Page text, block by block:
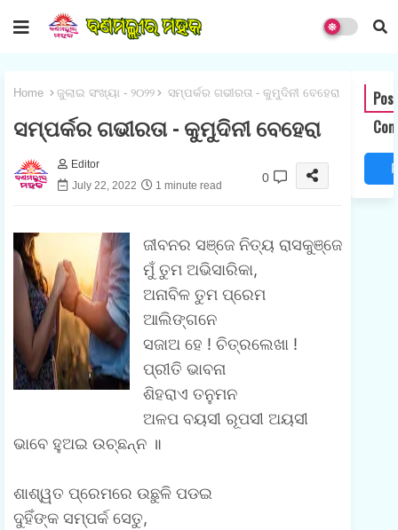
Home ଜୁଲାଇ ସଂଖ୍ୟା - ୨୦୨୨ ସମ୍ପର୍କର ଗଭୀରତା - କୁମୁଦିନୀ ବେହେରା
ସମ୍ପର୍କର ଗଭୀରତା - କୁମୁଦିନୀ ବେହେରା
Editor
July 22, 2022
1 minute read
0
ଜୀବନର ସଞ୍ଜେ ନିତ୍ୟ ରାସକୁଞ୍ଜେ
ମୁଁ ତୁମ ଅଭିସାରିକା,
ଅନାବିଳ ତୁମ ପ୍ରେମ
ଆଲିଙ୍ଗନେ
ସଜାଅ ହେ ! ଚିତ୍ରଲେଖା !
ପ୍ରୀତି ଭାବନା
ଶିହରାଏ ତନୁମନ
ଅଳପ ବୟସୀ ରୂପସୀ ଅୟସୀ
ଭାବେ ହୁଅଇ ଉଚ୍ଛନ୍ନ ॥
ଶାଶ୍ୱତ ପ୍ରେମରେ ଉଛୁଳି ପଡଇ
ଦୁହିଁଙ୍କ ସମ୍ପର୍କ ସେତୁ,